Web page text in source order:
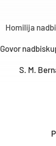
Homilija
Govor
S. M.